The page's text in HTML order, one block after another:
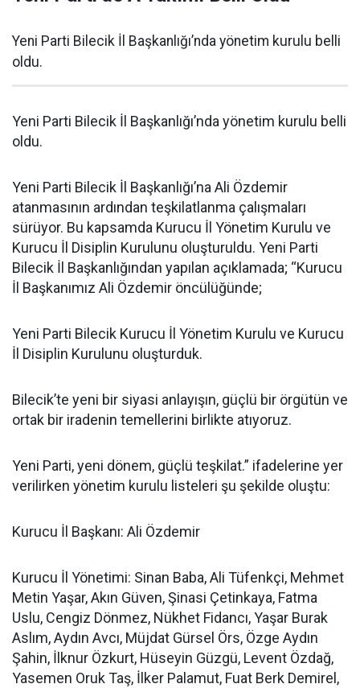
Yeni Parti Bilecik İl Başkanlığı’nda yönetim kurulu belli
oldu.
Yeni Parti Bilecik İl Başkanlığı’nda yönetim kurulu belli
oldu.
Yeni Parti Bilecik İl Başkanlığı’na Ali Özdemir
atanmasının ardından teşkilatlanma çalışmaları
sürüyor. Bu kapsamda Kurucu İl Yönetim Kurulu ve
Kurucu İl Disiplin Kurulunu oluşturuldu. Yeni Parti
Bilecik İl Başkanlığından yapılan açıklamada; “Kurucu
İl Başkanımız Ali Özdemir öncülüğünde;
Yeni Parti Bilecik Kurucu İl Yönetim Kurulu ve Kurucu
İl Disiplin Kurulunu oluşturduk.
Bilecik’te yeni bir siyasi anlayışın, güçlü bir örgütün ve
ortak bir iradenin temellerini birlikte atıyoruz.
Yeni Parti, yeni dönem, güçlü teşkilat.” ifadelerine yer
verilirken yönetim kurulu listeleri şu şekilde oluştu:
Kurucu İl Başkanı: Ali Özdemir
Kurucu İl Yönetimi: Sinan Baba, Ali Tüfenkçi, Mehmet
Metin Yaşar, Akın Güven, Şinasi Çetinkaya, Fatma
Uslu, Cengiz Dönmez, Nükhet Fidancı, Yaşar Burak
Aslım, Aydın Avcı, Müjdat Gürsel Örs, Özge Aydın
Şahin, İlknur Özkurt, Hüseyin Güzgü, Levent Özdağ,
Yasemen Oruk Taş, İlker Palamut, Fuat Berk Demirel,